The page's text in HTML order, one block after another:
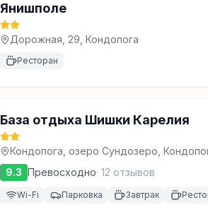
Янишполе
Дорожная, 29, Кондопога
Ресторан
База отдыха Шишки Карелия
Кондопога, озеро Сундозеро,
9.3 Превосходно· 12 отзывов
Wi-Fi Парковка Завтрак